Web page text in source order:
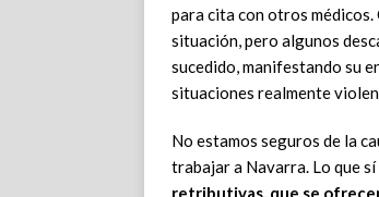
para cita con otros médicos.
situación, pero algunos
sucedido, manifestando su
situaciones realmente
No estamos seguros de la
trabajar a Navarra. Lo que
retributivas, que se